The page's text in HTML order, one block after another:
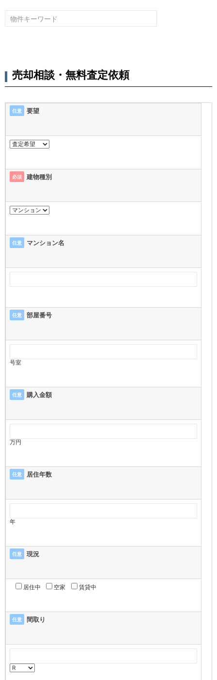
売却相談・無料査定依頼
任意 要望
必須 建物種別
任意 マンション名
任意 部屋番号
号室
任意 購入金額
万円
任意 居住年数
年
任意 現況
居住中 空家 賃貸中
任意 間取り